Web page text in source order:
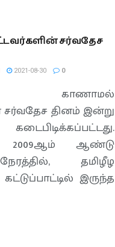
சர்வதேச
2021-08-30 0
காணாமல்
தினம் இன்று
2009ஆம் ஆண்டு
தமிழீழ
இருந்த